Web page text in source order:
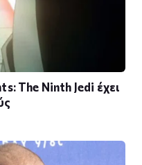
The Ninth Jedi έχει